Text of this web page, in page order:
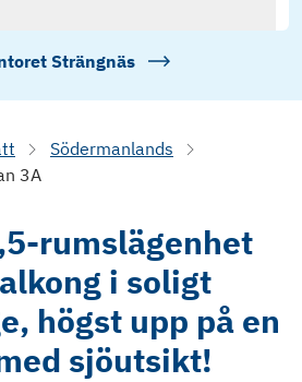
Strängnäs
Södermanlands
3A
rumslägenhet
i soligt
högst upp på en
sjöutsikt!